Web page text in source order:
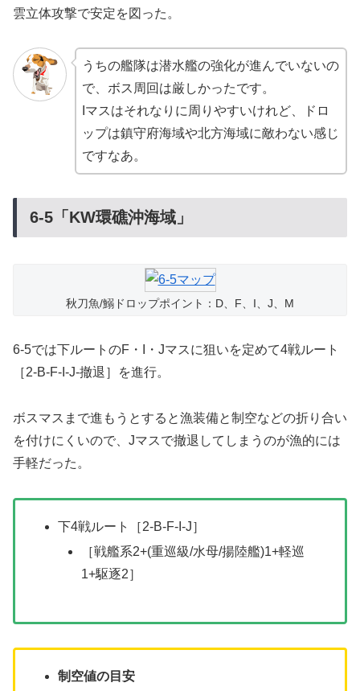
雲立体攻撃で安定を図った。
うちの艦隊は潜水艦の強化が進んでいないの
で、ボス周回は厳しかったです。
Iマスはそれなりに周りやすいけれど、ドロ
ップは鎮守府海域や北方海域に敵わない感じ
ですなあ。
6-5「KW環礁沖海域」
秋刀魚/鰯ドロップポイント：D、F、I、J、M
6-5では下ルートのF・I・Jマスに狙いを定めて4戦ルート
［2-B-F-I-J-撤退］を進行。
ボスマスまで進もうとすると漁装備と制空などの折り合い
を付けにくいので、Jマスで撤退してしまうのが漁的には
手軽だった。
下4戦ルート［2-B-F-I-J］
［戦艦系2+(重巡級/水母/揚陸艦)1+軽巡
1+駆逐2］
制空値の目安